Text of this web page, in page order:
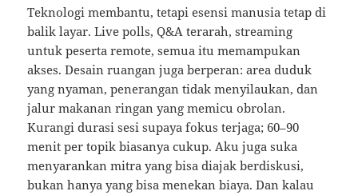
Teknologi membantu, tetapi esensi manusia tetap di
balik layar. Live polls, Q&A terarah, streaming
untuk peserta remote, semua itu memampukan
akses. Desain ruangan juga berperan: area duduk
yang nyaman, penerangan tidak menyilaukan, dan
jalur makanan ringan yang memicu obrolan.
Kurangi durasi sesi supaya fokus terjaga; 60–90
menit per topik biasanya cukup. Aku juga suka
menyarankan mitra yang bisa diajak berdiskusi,
bukan hanya yang bisa menekan biaya. Dan kalau